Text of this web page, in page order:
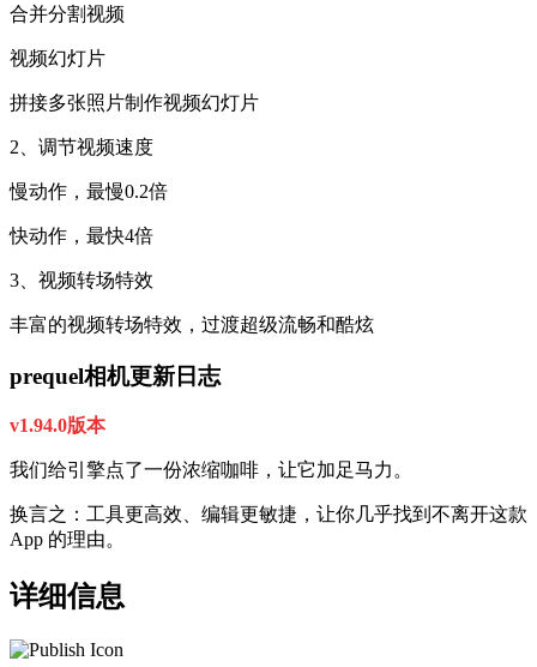
合并分割视频
视频幻灯片
拼接多张照片制作视频幻灯片
2、调节视频速度
慢动作，最慢0.2倍
快动作，最快4倍
3、视频转场特效
丰富的视频转场特效，过渡超级流畅和酷炫
prequel相机更新日志
v1.94.0版本
我们给引擎点了一份浓缩咖啡，让它加足马力。
换言之：工具更高效、编辑更敏捷，让你几乎找到不离开这款
App 的理由。
详细信息